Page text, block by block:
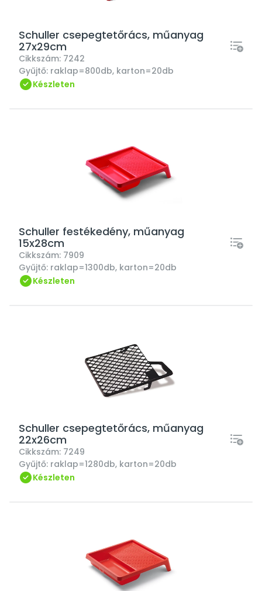
Schuller csepegtetőrács, műanyag
27x29cm
Cikkszám: 7242
Gyűjtő: raklap=800db, karton=20db
Készleten
Schuller festékedény, műanyag
15x28cm
Cikkszám: 7909
Gyűjtő: raklap=1300db, karton=20db
Készleten
Schuller csepegtetőrács, műanyag
22x26cm
Cikkszám: 7249
Gyűjtő: raklap=1280db, karton=20db
Készleten